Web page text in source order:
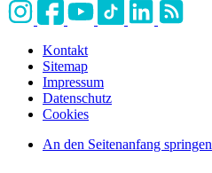
Kontakt
Sitemap
Impressum
Datenschutz
Cookies
An den Seitenanfang springen